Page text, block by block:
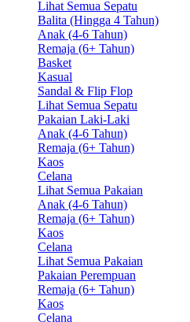
Lihat Semua Sepatu
Balita (Hingga 4 Tahun)
Anak (4-6 Tahun)
Remaja (6+ Tahun)
Basket
Kasual
Sandal & Flip Flop
Lihat Semua Sepatu
Pakaian Laki-Laki
Anak (4-6 Tahun)
Remaja (6+ Tahun)
Kaos
Celana
Lihat Semua Pakaian
Anak (4-6 Tahun)
Remaja (6+ Tahun)
Kaos
Celana
Lihat Semua Pakaian
Pakaian Perempuan
Remaja (6+ Tahun)
Kaos
Celana